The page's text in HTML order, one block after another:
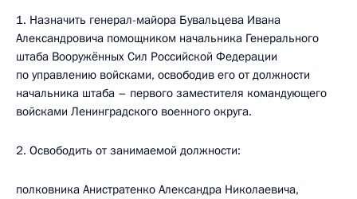
1. Назначить генерал-майора Бувальцева Ивана
Александровича помощником начальника Генерального
штаба Вооружённых Сил Российской Федерации
по управлению войсками, освободив его от должности
начальника штаба – первого заместителя командующего
войсками Ленинградского военного округа.
2. Освободить от занимаемой должности:
полковника Анистратенко Александра Николаевича,